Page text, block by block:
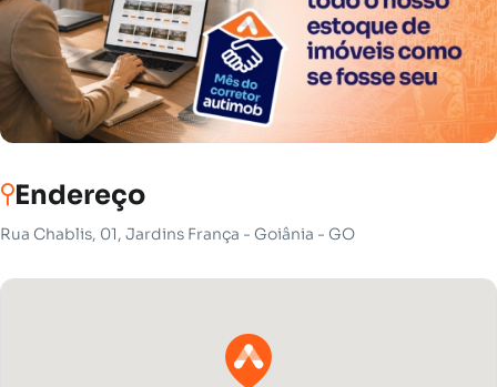
Endereço
Rua Chablis, 01, Jardins França - Goiânia - GO